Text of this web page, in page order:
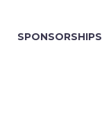
SPONSORSHIPS